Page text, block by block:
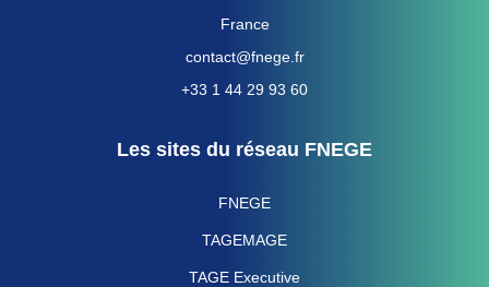
France
contact@fnege.fr
+33 1 44 29 93 60
Les sites du réseau FNEGE
FNEGE
TAGEMAGE
TAGE Executive